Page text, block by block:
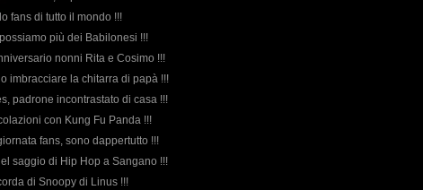
fans di tutto il mondo !!!
più dei Babilonesi !!!
nonni Rita e Cosimo !!!
imbracciare la chitarra di papà !!!
padrone incontrastato di casa !!!
con Kung Fu Panda !!!
fans, sono dappertutto !!!
saggio di Hip Hop a Sangano !!!
di Snoopy di Linus !!!